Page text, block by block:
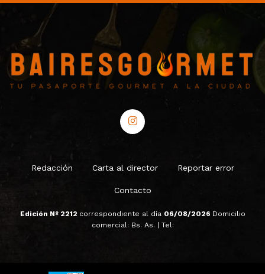
Redacción Carta al director Reportar error
Contacto
Edición Nº 2212 correspondiente al día 06/08/2026 Domicilio
comercial: Bs. As. | Tel: